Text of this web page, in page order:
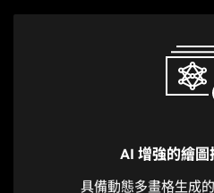
AI 增強的繪圖
具備動態多畫格生成